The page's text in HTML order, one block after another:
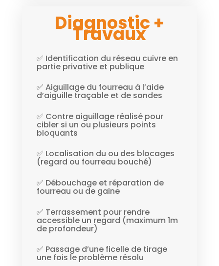
Diagnostic +
Travaux
✅ Identification du réseau cuivre en
partie privative et publique
✅ Aiguillage du fourreau à l’aide
d’aiguille traçable et de sondes
✅ Contre aiguillage réalisé pour
cibler si un ou plusieurs points
bloquants
✅ Localisation du ou des blocages
(regard ou fourreau bouché)
✅ Débouchage et réparation de
fourreau ou de gaine
✅ Terrassement pour rendre
accessible un regard (maximum 1m
de profondeur)
✅ Passage d’une ficelle de tirage
une fois le problème résolu